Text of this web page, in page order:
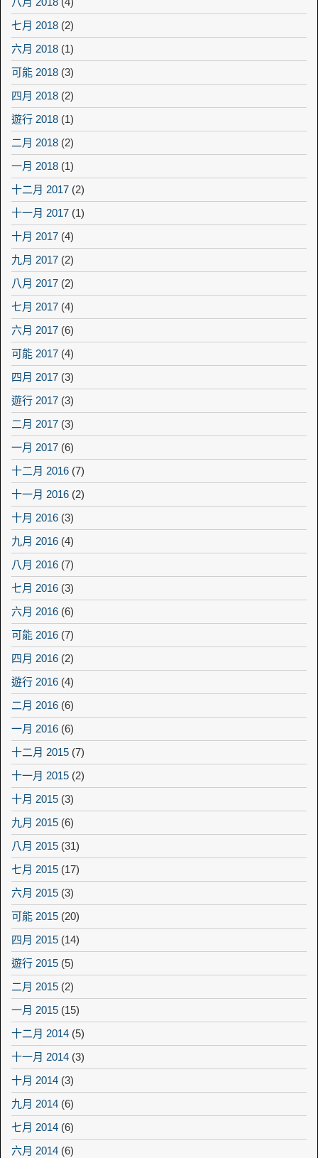
七月 2018 (2)
六月 2018 (1)
可能 2018 (3)
四月 2018 (2)
遊行 2018 (1)
二月 2018 (2)
一月 2018 (1)
十二月 2017 (2)
十一月 2017 (1)
十月 2017 (4)
九月 2017 (2)
八月 2017 (2)
七月 2017 (4)
六月 2017 (6)
可能 2017 (4)
四月 2017 (3)
遊行 2017 (3)
二月 2017 (3)
一月 2017 (6)
十二月 2016 (7)
十一月 2016 (2)
十月 2016 (3)
九月 2016 (4)
八月 2016 (7)
七月 2016 (3)
六月 2016 (6)
可能 2016 (7)
四月 2016 (2)
遊行 2016 (4)
二月 2016 (6)
一月 2016 (6)
十二月 2015 (7)
十一月 2015 (2)
十月 2015 (3)
九月 2015 (6)
八月 2015 (31)
七月 2015 (17)
六月 2015 (3)
可能 2015 (20)
四月 2015 (14)
遊行 2015 (5)
二月 2015 (2)
一月 2015 (15)
十二月 2014 (5)
十一月 2014 (3)
十月 2014 (3)
九月 2014 (6)
七月 2014 (6)
六月 2014 (6)